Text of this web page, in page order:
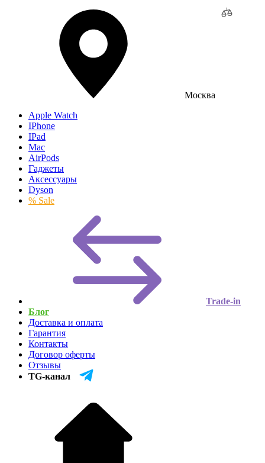
Москва
Apple Watch
IPhone
IPad
Mac
AirPods
Гаджеты
Аксессуары
Dyson
% Sale
Trade-in
Блог
Доставка и оплата
Гарантия
Контакты
Договор оферты
Отзывы
TG-канал